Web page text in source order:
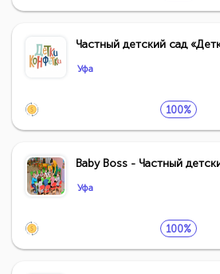
Частный детский сад
Уфа
100%
Baby Boss - Частный
Уфа
100%